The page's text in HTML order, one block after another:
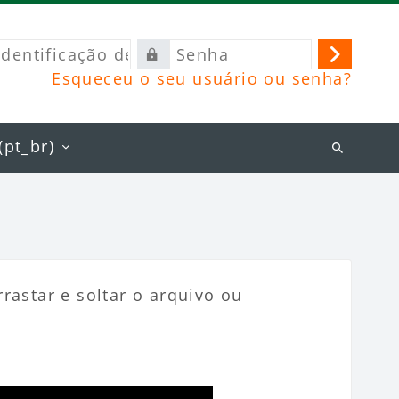
Senha
Esqueceu o seu usuário ou senha?
Buscar
cursos
e soltar o arquivo ou